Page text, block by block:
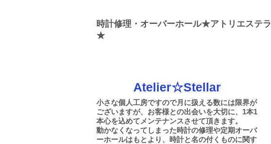
時計修理・オーバーホール★アトリエステラ
★
Atelier☆Stellar
小さな個人工房ですので月に扱える数には限界が
ございますが、お客様との出会いを大切に、1本1
本心を込めてメンテナンスさせて頂きます。
動かなくなってしまった時計の修理や定期オーバ
ーホールはもとより、時計と名の付くものに関す